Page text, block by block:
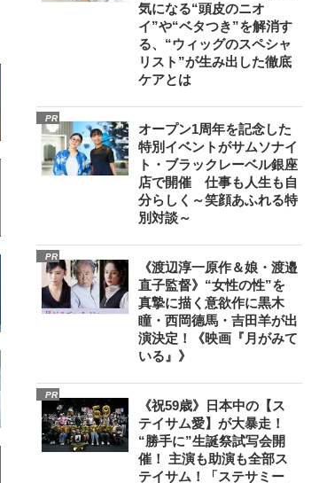
気になる“頭皮のニオ
イ”や“ベタつき”を解消す
る、“ウィッグのスペシャ
リスト”が生み出した徹底
ケアとは
PR
オープン1周年を記念した
特別イベントがサムソナイ
ト・ブラックレーベル銀座
店で開催 仕事も人生も自
分らしく～笑顔あふれる特
別対談～
PR
《渡辺淳一原作＆娘・渡邉
直子監督》“女性の性”を
真摯に描く意欲作に黒木
瞳・西岡德馬・吉田羊が出
演決定！《映画『月がみて
いる』》
PR
《祝59歳》日本中の【ス
テイサム愛】が大暴走！
“勝手に”生誕祭試写会開
催！ 主演も助演も全部ス
テイサム！「ステサミー